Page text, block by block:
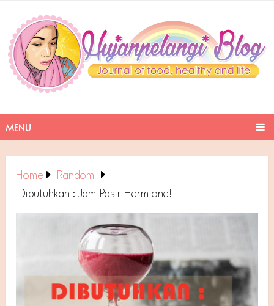
MENU
Home
Random
Dibutuhkan : Jam Pasir Hermione!